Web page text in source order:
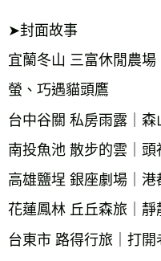
➤封面故事
宜蘭冬山 三富休閒農
螢、巧遇貓頭鷹
台中谷關 私房雨露｜
南投魚池 散步的雲｜
高雄鹽埕 銀座劇場｜
花蓮鳳林 丘丘森旅｜
台東市 路得行旅｜打